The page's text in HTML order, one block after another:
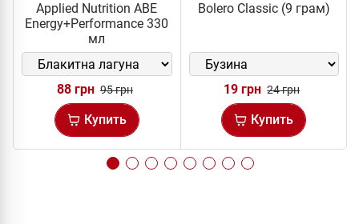
Applied Nutrition ABE
Energy+Performance 330
мл
88 грн 95 грн
Купить
Bolero Classic (9 грам)
19 грн 24 грн
Купить